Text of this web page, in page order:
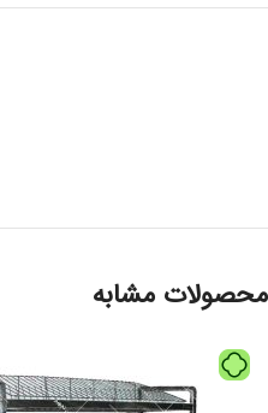
محصولات مشابه